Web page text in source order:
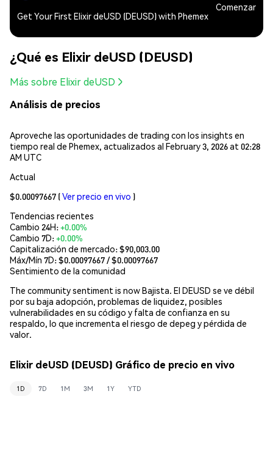
Get Your First Elixir deUSD (DEUSD) with Phemex
Comenzar
¿Qué es Elixir deUSD (DEUSD)
Más sobre Elixir deUSD
Análisis de precios
Aproveche las oportunidades de trading con los insights en
tiempo real de Phemex, actualizados al February 3, 2026 at 02:28
AM UTC
Actual
$0.00097667 (Ver precio en vivo )
Tendencias recientes
Cambio 24H:+0.00%
Cambio 7D:+0.00%
Capitalización de mercado:$90,003.00
Máx/Mín 7D: $0.00097667/ $0.00097667
Sentimiento de la comunidad
The community sentiment is now Bajista. El DEUSD se ve débil
por su baja adopción, problemas de liquidez, posibles
vulnerabilidades en su código y falta de confianza en su
respaldo, lo que incrementa el riesgo de depeg y pérdida de
valor.
Elixir deUSD (DEUSD) Gráfico de precio en vivo
1D 7D 1M 3M 1Y YTD